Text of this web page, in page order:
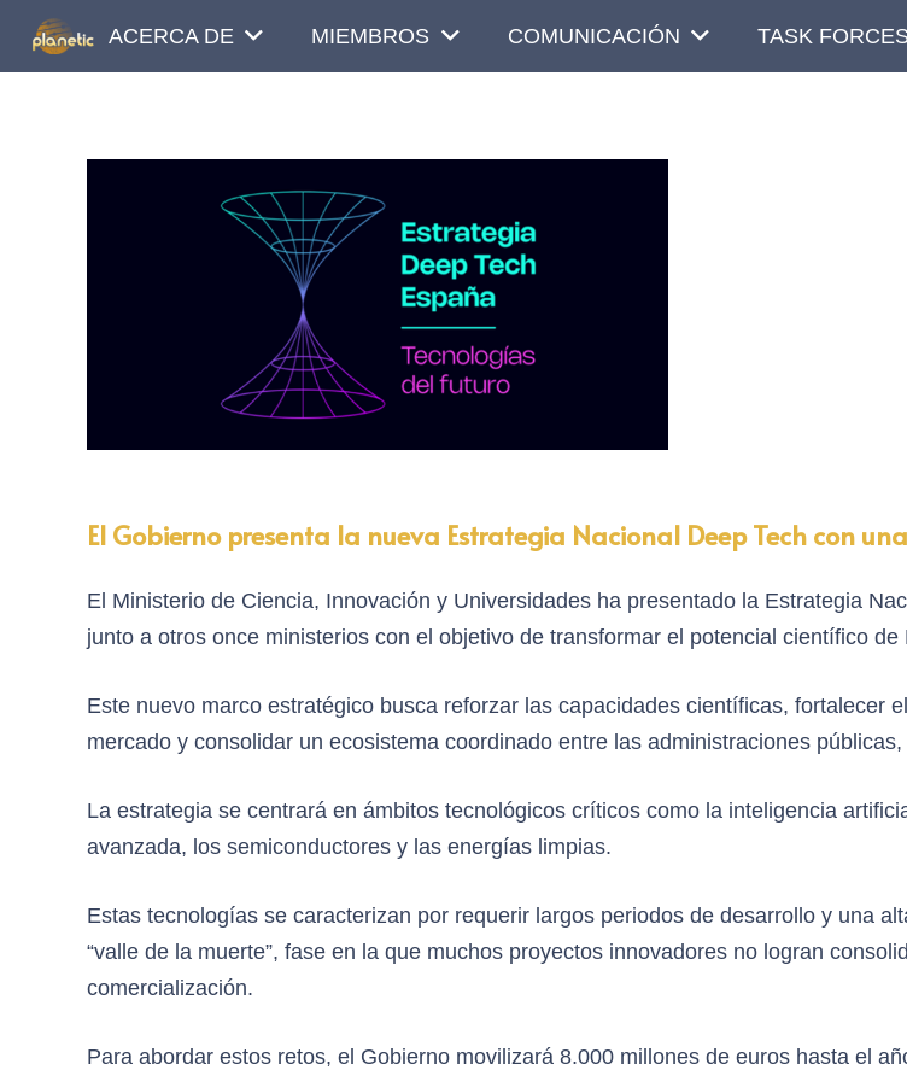
ACERCA DE MIEMBROS COMUNICACIÓN TASK
El Gobierno presenta la nueva Estrategia Nacional Deep Tech con
El Ministerio de Ciencia, Innovación y Universidades ha presentado la Estrategia
junto a otros once ministerios con el objetivo de transformar el potencial científico
Este nuevo marco estratégico busca reforzar las capacidades científicas, fortalecer
mercado y consolidar un ecosistema coordinado entre las administraciones
La estrategia se centrará en ámbitos tecnológicos críticos como la inteligencia
avanzada, los semiconductores y las energías limpias.
Estas tecnologías se caracterizan por requerir largos periodos de desarrollo y una
“valle de la muerte”, fase en la que muchos proyectos innovadores no logran
comercialización.
Para abordar estos retos, el Gobierno movilizará 8.000 millones de euros hasta el